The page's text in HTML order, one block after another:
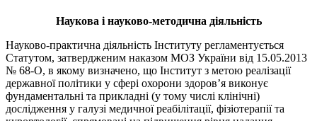
Наукова і науково-методична діяльність
Науково-практична діяльність Інституту регламентується
Статутом, затвердженим наказом МОЗ України від 15.05.2013
№ 68-О, в якому визначено, що Інститут з метою реалізації
державної політики у сфері охорони здоров’я виконує
фундаментальні та прикладні (у тому числі клінічні)
дослідження у галузі медичної реабілітації, фізіотерапії та